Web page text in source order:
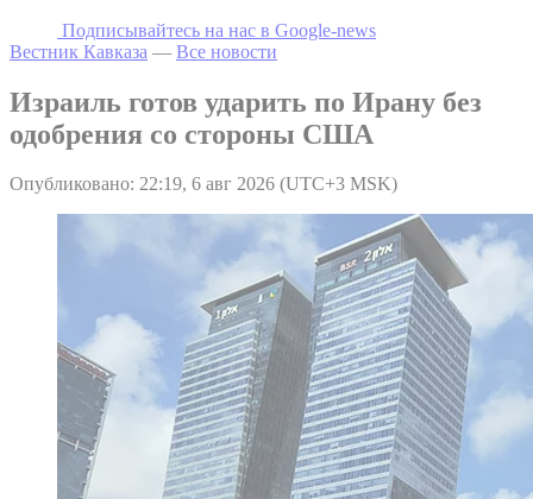
Подписывайтесь на наc в Google-news
Вестник Кавказа — Все новости
Израиль готов ударить по Ирану без
одобрения со стороны США
Опубликовано: 22:19, 6 авг 2026 (UTC+3 MSK)